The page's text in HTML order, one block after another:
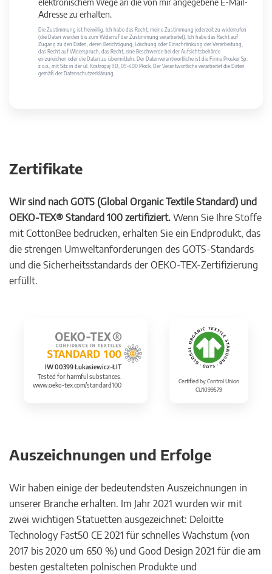
elektronischem Wege an die von mir angegebene E-Mail-
Adresse zu erhalten.
Die Zustimmung ist freiwillig. Ich habe das Recht, meine Zustimmung jederzeit zu widerrufen
(die Daten werden bis zum Widerruf der Zustimmung verarbeitet). Ich habe das Recht auf
Zugang zu den Daten, deren Berichtigung, Löschung oder Einschränkung der Verarbeitung,
das Recht auf Widerspruch, das Recht, eine Beschwerde bei der Aufsichtsbehörde
einzureichen oder die Daten zu übermitteln. Der Datenverantwortliche ist die Firma Prosker Sp.
z o.o., mit Sitz in der ul. Kostrogaj 9D, 09-400 Płock. Der Verantwortliche verarbeitet die Daten
gemäß der Datenschutzerklärung.
Zertifikate
Wir sind nach GOTS (Global Organic Textile Standard) und
OEKO-TEX® Standard 100 zertifiziert. Wenn Sie Ihre Stoffe
mit CottonBee bedrucken, erhalten Sie ein Endprodukt, das
die strengen Umweltanforderungen des GOTS-Standards
und die Sicherheitsstandards der OEKO-TEX-Zertifizierung
erfüllt.
IW 00399 Łukasiewicz-ŁIT
Tested for harmful substances.
www.oeko-tex.com/standard100
Certified by Control Union
CU1099579
Auszeichnungen und Erfolge
Wir haben einige der bedeutendsten Auszeichnungen in
unserer Branche erhalten. Im Jahr 2021 wurden wir mit
zwei wichtigen Statuetten ausgezeichnet: Deloitte
Technology Fast50 CE 2021 für schnelles Wachstum (von
2017 bis 2020 um 650 %) und Good Design 2021 für die am
besten gestalteten polnischen Produkte und